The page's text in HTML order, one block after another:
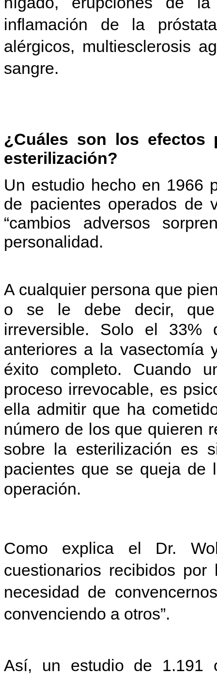
inflamación de la
alérgicos, multiesclerosis
sangre.
¿Cuáles son los efectos
esterilización?
Un estudio hecho en 1966
de pacientes operados de
“cambios adversos
personalidad.
A cualquier persona que
o se le debe decir, que
irreversible. Solo el
anteriores a la vasectomía
éxito completo. Cuando
proceso irrevocable, es
ella admitir que ha
número de los que quieren
sobre la esterilización es
pacientes que se queja de
operación.
Como explica el Dr.
cuestionarios recibidos
necesidad de
convenciendo a otros”.
Así, un estudio de 1.191